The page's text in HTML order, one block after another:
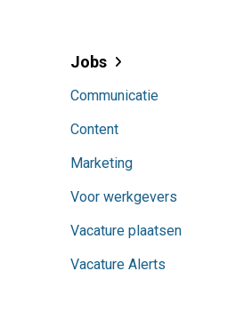
Jobs
Communicatie
Content
Marketing
Voor werkgevers
Vacature plaatsen
Vacature Alerts